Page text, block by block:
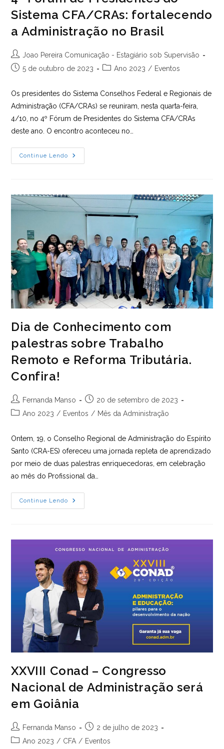
Sistema CFA/CRAs: fortalecendo
a Administração no Brasil
Autor
do
Joao Pereira Comunicação - Estagiário sob Supervisão
Post5 de outubro de 2023
Categoria
post:
Ano 2023 / Eventos
Os presidentes do Sistema Conselhos Federal e Regionais de
Administração (CFA/CRAs) se reuniram, nesta quarta-feira,
4/10, no 4º Fórum de Presidentes do Sistema CFA/CRAs
deste ano. O encontro aconteceu no…
Continue Lendo
4º
Fórum
CFA/CRAs:
Fortalecendo
A
Administração
Brasil
Dia de Conhecimento com
palestras sobre Trabalho
Remoto e Reforma Tributária.
Confira!
Autor
do
Fernanda Manso
Post
publicado:
20 de setembro de 2023
Categoria
Ano 2023 / Eventos / Mês da Administração
Ontem, 19, o Conselho Regional de Administração do Espírito
Santo (CRA-ES) ofereceu uma jornada repleta de aprendizado
por meio de duas palestras enriquecedoras, em celebração
ao mês do Profissional da…
Continue Lendo
Dia
De
Remoto
Reforma
Tributária.
Confira!
XXVIII Conad – Congresso
Nacional de Administração será
em Goiânia
Autor
do
Fernanda Manso
Post
publicado:
2 de julho de 2023
Categoria
Ano 2023 / CFA / Eventos